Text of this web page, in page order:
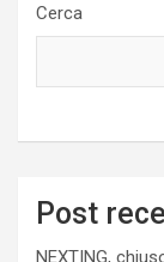
Cerca
Post
NEXTING,